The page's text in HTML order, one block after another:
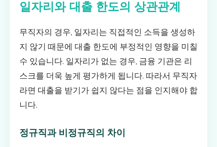
일자리와 대출 한도의 상관관계
무직자의 경우, 일자리는 직접적인 소득을 생성하
지 않기 때문에 대출 한도에 부정적인 영향을 미칠
수 있습니다. 일자리가 없는 경우, 금융 기관은 리
스크를 더욱 높게 평가하게 됩니다. 따라서 무직자
라면 대출을 받기가 쉽지 않다는 점을 인지해야 합
니다.
정규직과 비정규직의 차이